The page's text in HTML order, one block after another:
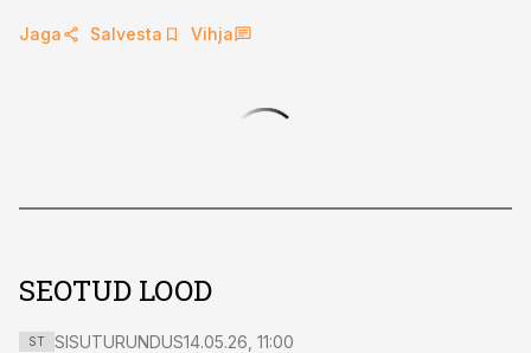
Jaga Salvesta Vihja
SEOTUD LOOD
ST SISUTURUNDUS14.05.26, 11:00